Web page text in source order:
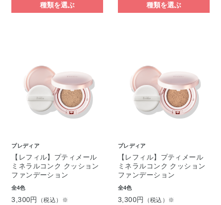
種類を選ぶ 種類を選ぶ
プレディア
【レフィル】プティメール
ミネラルコンク クッション
ファンデーション
全4色
3,300円 （税込）※
プレディア
【レフィル】プティメール
ミネラルコンク クッション
ファンデーション
全4色
3,300円 （税込）※